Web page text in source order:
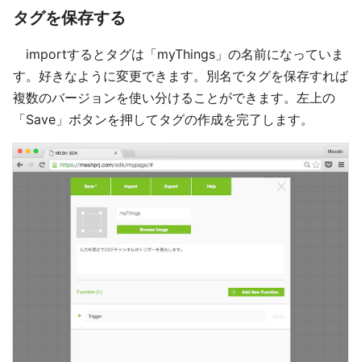
タグを保存する
importするとタグは「myThings」の名前になっていま
す。好きなように変更できます。別名でタグを保存すれば
複数のバージョンを使い分けることができます。左上の
「Save」ボタンを押してタグの作成を完了します。